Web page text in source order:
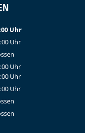
Uhr
09:00 bis 12:00 Uhr
Uhr
09:00 bis 12:00 Uhr
Uhr
09:00 bis 12:00 Uhr
Uhr
15:00 bis 18:00 Uhr
Uhr
09:00 bis 12:00 Uhr